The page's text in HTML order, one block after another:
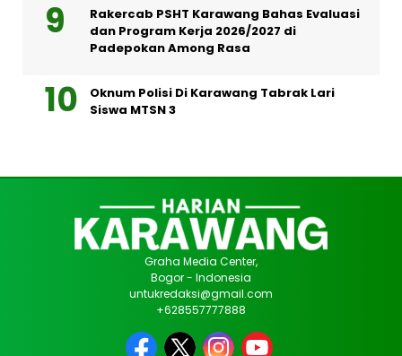
Rakercab PSHT Karawang Bahas Evaluasi
dan Program Kerja 2026/2027 di
Padepokan Among Rasa
Oknum Polisi Di Karawang Tabrak Lari
Siswa MTSN 3
Graha Media Center,
Bogor - Indonesia
untukredaksi@gmail.com
+628557777888